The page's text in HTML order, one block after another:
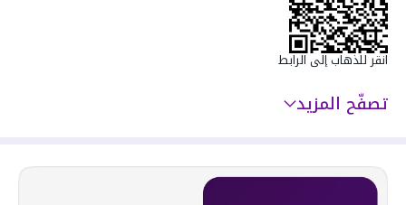
انقر للذهاب إلى الرابط
تصفّح المزيد